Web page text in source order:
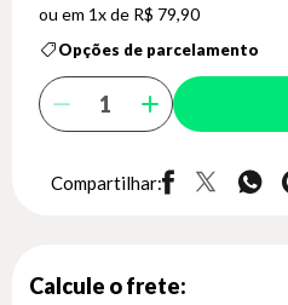
1x de R$ 79,90
Opções de parcelamento
Compartilhar:
Calcule o frete: